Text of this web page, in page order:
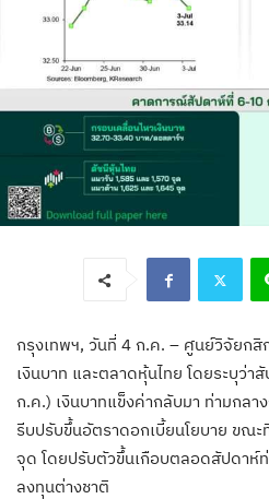
กรุงเทพฯ, วันที่ 4 ก.ค. – ศูนย์วิจัยกสิ
เงินบาท และตลาดหุ้นไทย โดยระบุว่
ก.ค.) เงินบาทแข็งค่ากลับมา ท่ามกลา
รีบปรับขึ้นอัตราดอกเบี้ยนโยบาย ขณ
จุด โดยปรับตัวขึ้นเกือบตลอดสัปดาห์
ลงทุนต่างชาติ